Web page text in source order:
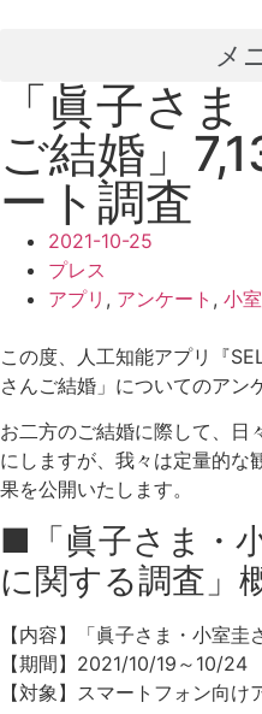
メ
「眞子さ
ご結婚」
ート調査
2021-10-25
プレス
アプリ , アンケート , 小
この度、人工知能アプリ『
さんご結婚」についてのアン
お二方のご結婚に際して、日
にしますが、我々は定量的な
果を公開いたします。
■「眞子さま・
に関する調査」
【内容】「眞子さま・小室
【期間】2021/10/19～10/24
【対象】スマートフォン向